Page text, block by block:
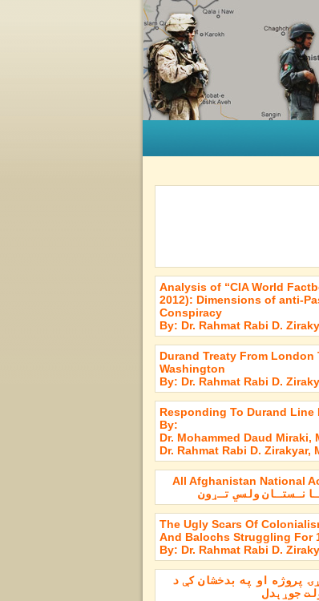
Analysis of “CIA World
2012): Dimensions of anti-
Conspiracy
By: Dr. Rahmat Rabi D.
Durand Treaty From London
Washington
By: Dr. Rahmat Rabi D.
Responding To Durand Line
By:
Dr. Mohammed Daud Miraki,
Dr. Rahmat Rabi D. Zirakyar,
All Afghanistan National
ولسي تـړون
The Ugly Scars Of
And Balochs Struggling For
By: Dr. Rahmat Rabi D.
پروژه او په بدخشان کې د
جوړېدل